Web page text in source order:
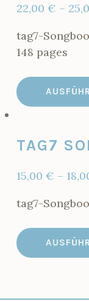
22,00 € –
tag7-
148 pages
TAG7
15,00 € –
tag7-